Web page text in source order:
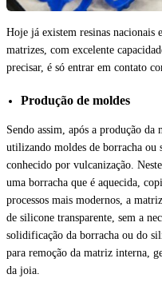
Hoje já existem resinas nacionais
matrizes, com excelente
precisar, é só entrar em contato
Produção de moldes
Sendo assim, após a produção
utilizando moldes de borracha ou
conhecido por vulcanização.
uma borracha que é aquecida,
processos mais modernos, a
de silicone transparente, sem a
solidificação da borracha ou do
para remoção da matriz interna,
da joia.